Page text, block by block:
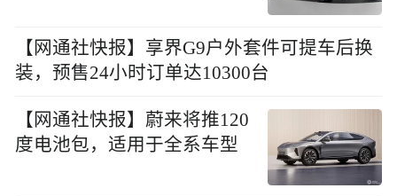
【网通社快报】享界G9户外套件可提车后换
装，预售24小时订单达10300台
【网通社快报】蔚来将推120
度电池包，适用于全系车型